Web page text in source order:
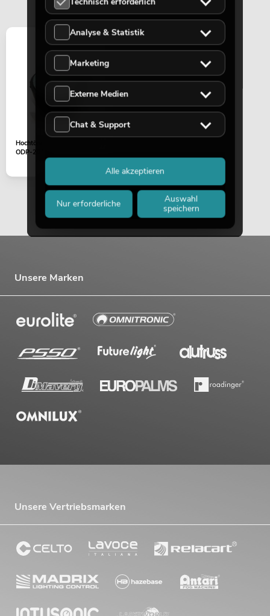
Hochtöner 1" 16Ohm 20W
ODP-206/8
Unsere Marken
Unsere Vertriebsmarken
Analyse & Statistik
Marketing
Externe Medien
Chat & Support
Nur erforderliche
Auswahl
speichern
Alle akzeptieren